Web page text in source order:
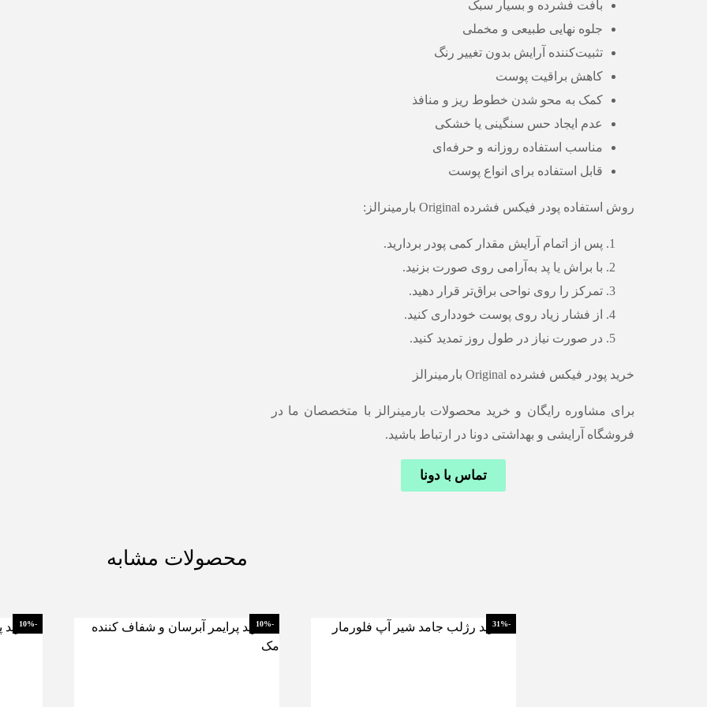
بافت فشرده و بسیار سبک
جلوه نهایی طبیعی و مخملی
تثبیت‌کننده آرایش بدون تغییر رنگ
کاهش براقیت پوست
کمک به محو شدن خطوط ریز و منافذ
عدم ایجاد حس سنگینی یا خشکی
مناسب استفاده روزانه و حرفه‌ای
قابل استفاده برای انواع پوست
روش استفاده پودر فیکس فشرده Original بارمینرالز:
پس از اتمام آرایش مقدار کمی پودر بردارید.
با براش یا پد به‌آرامی روی صورت بزنید.
تمرکز را روی نواحی براق‌تر قرار دهید.
از فشار زیاد روی پوست خودداری کنید.
در صورت نیاز در طول روز تمدید کنید.
خرید پودر فیکس فشرده Original بارمینرالز
برای مشاوره رایگان و خرید محصولات بارمینرالز با متخصصان ما در
فروشگاه آرایشی و بهداشتی دونا در ارتباط باشید.
تماس با دونا
محصولات مشابه
-31%
-10%
-10%